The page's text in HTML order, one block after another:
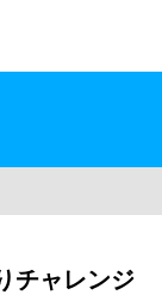
チャレンジ